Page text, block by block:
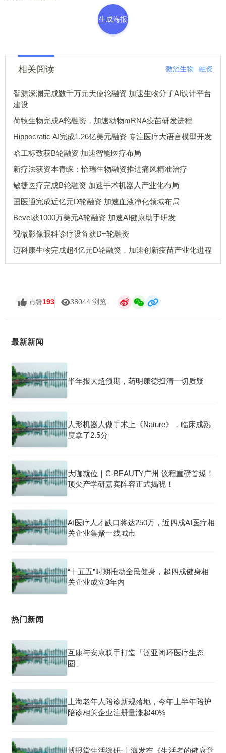
生成海报
相关阅读 微滔生物 融资
智源深澜完成数千万元天使轮融资 加速生物分子AI设计平台
建设
荷牧生物完成A轮融资，加速动物mRNA疫苗研发进程
Hippocratic AI完成1.26亿美元融资 专注医疗大语言模型开发
哈工标致获B轮融资 加速智能医疗布局
新疗法获资本青睐：恰瑞生物融资推进痛风精准治疗
敏捷医疗完成B轮融资 加速手术机器人产业化布局
国医通完成近亿元D轮融资 加速血液净化领域布局
Bevel获1000万美元A轮融资 加速AI健康助手研发
视微影像眼科诊疗设备获D+轮融资
迈科康生物完成超4亿元D轮融资，加速创新疫苗产业化进程
点赞193 38044 浏览
最新新闻
半年报大超预期，药明康德扫清一切质疑
人形机器人做手术上《Nature》，临床成熟
度拿了2.5分
大咖就位｜C-BEAUTY广州 议程重磅首爆！
顶尖产学研嘉宾阵容正式揭晓！
AI医疗人才缺口将达250万，近四成AI医疗相
关企业集聚一线城市
“十五五”时期推动全民健身，超四成健身相
关企业成立3年内
热门新闻
互康与安康联手打造「泛亚闭环医疗生态
圈」
上海老年人陪诊新规落地，今年上半年陪护
陪诊相关企业注册量涨超40%
博报堂生活综研·上海发布《生活者的健康意